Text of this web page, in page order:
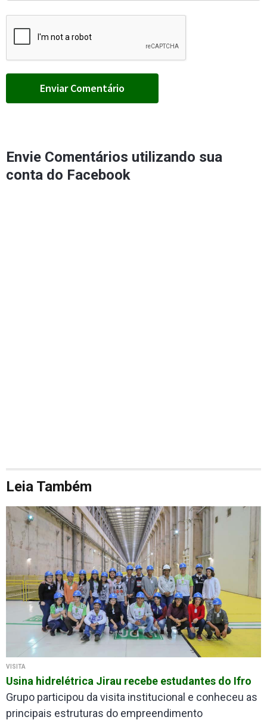
Envie Comentários utilizando sua
conta do Facebook
Leia Também
VISITA
Usina hidrelétrica Jirau recebe estudantes do Ifro
Grupo participou da visita institucional e conheceu as
principais estruturas do empreendimento